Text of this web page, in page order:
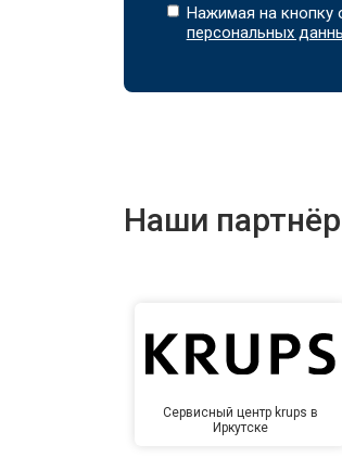
Нажимая на кнопку
персональных
Наши
Сервисный центр krups в
Иркутске